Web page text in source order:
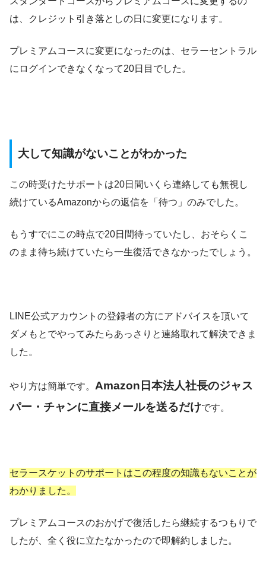
は、クレジット引き落としの日に変更になります。
プレミアムコースに変更になったのは、セラーセントラル
にログインできなくなって20日目でした。
大して知識がないことがわかった
この時受けたサポートは20日間いくら連絡しても無視し
続けているAmazonからの返信を「待つ」のみでした。
もうすでにこの時点で20日間待っていたし、おそらくこ
のまま待ち続けていたら一生復活できなかったでしょう。
LINE公式アカウントの登録者の方にアドバイスを頂いて
ダメもとでやってみたらあっさりと連絡取れて解決できま
した。
やり方は簡単です。 Amazon日本法人社長のジャス
パー・チャンに直接メールを送るだけです。
セラースケットのサポートはこの程度の知識もないことが
わかりました。
プレミアムコースのおかげで復活したら継続するつもりで
したが、全く役に立たなかったので即解約しました。